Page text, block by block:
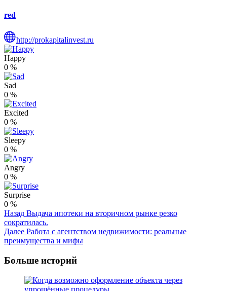
red
http://prokapitalinvest.ru
Happy
0 %
Sad
0 %
Excited
0 %
Sleepy
0 %
Angry
0 %
Surprise
0 %
Post
Navigation
Назад Выдача ипотеки на вторичном рынке резко
сократилась.
Далее Работа с агентством недвижимости: реальные
преимущества и мифы
Больше историй